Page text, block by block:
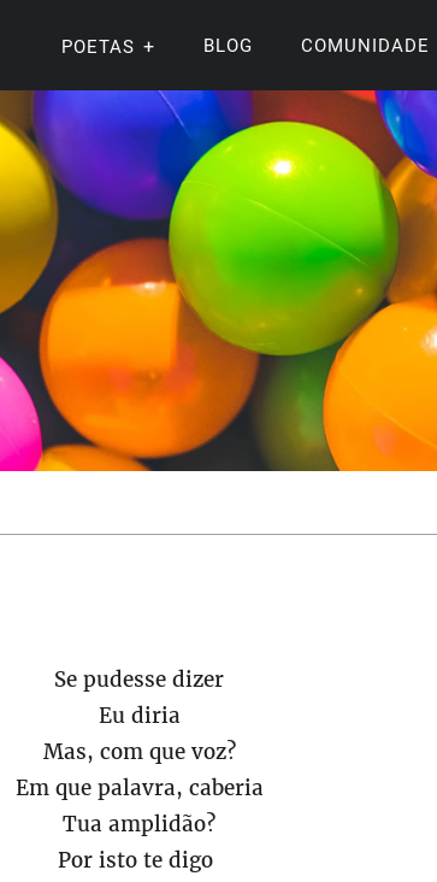
POETAS BLOG COMUNIDADE
Se pudesse dizer
Eu diria
Mas, com que voz?
Em que palavra, caberia
Tua amplidão?
Por isto te digo